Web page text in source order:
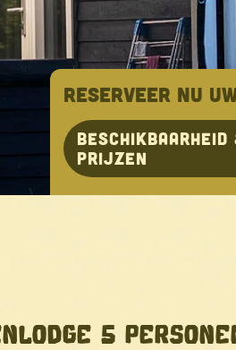
RESERVEER NU
Beschikbaarheid
prijzen
5